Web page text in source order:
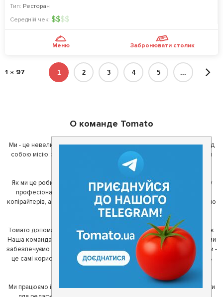
Тип: Ресторан
Середній чек: $$$$
Меню Забронювати столик
1 з 97 1 2 3 4 5 ...
О команде Tomato
Ми - це невелика команда ентузіастів з України. Ми поставили перед
собою місію: зробити так, щоб де б в Україні ви не знаходилися, ви
завжди могли смачно поїсти.
Як ми це робимо? Для початку, ми зібрали приголомшливу команду
професіоналів - фахівців з дизайну, програмування, маркетингу,
копірайтерів, а за сумісництвом - любителів гарної їжі. З їх допомогою
ми створили Томато.
Томато допомагає своїм користувачам знайти цікаві місця неподалік.
Наша команда регулярно зв'язується з ресторанами - таким чином ми
забезпечуємо актуальність інформації. Друга частина нашої команди -
це самі користувачі, які діляться своїми враженнями і допомагають
один одному у виборі кращих місць.
Ми працюємо і з ресторанами. Для них ми надаємо зручні інструменти